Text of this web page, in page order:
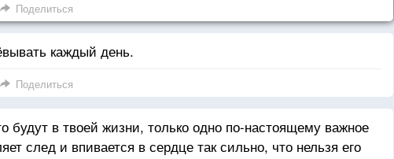
Поделиться
каждый день.
Поделиться
будут в твоей жизни, только одно по-настоящему важное
след и впивается в сердце так сильно, что нельзя его